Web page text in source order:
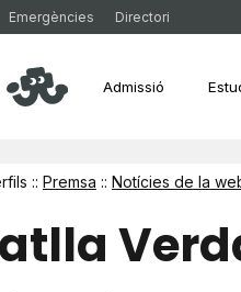
Emergències Directori
Admissió
:: Premsa :: Notícies de la